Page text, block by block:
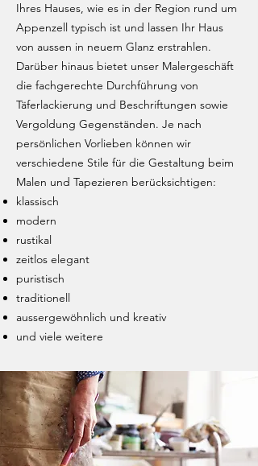
Ihres Hauses, wie es in der Region rund um
Appenzell typisch ist und lassen Ihr Haus
von aussen in neuem Glanz erstrahlen.
Darüber hinaus bietet unser Malergeschäft
die fachgerechte Durchführung von
Täferlackierung und Beschriftungen sowie
Vergoldung Gegenständen. Je nach
persönlichen Vorlieben können wir
verschiedene Stile für die Gestaltung beim
Malen und Tapezieren berücksichtigen:
klassisch
modern
rustikal
zeitlos elegant
puristisch
traditionell
aussergewöhnlich und kreativ
und viele weitere